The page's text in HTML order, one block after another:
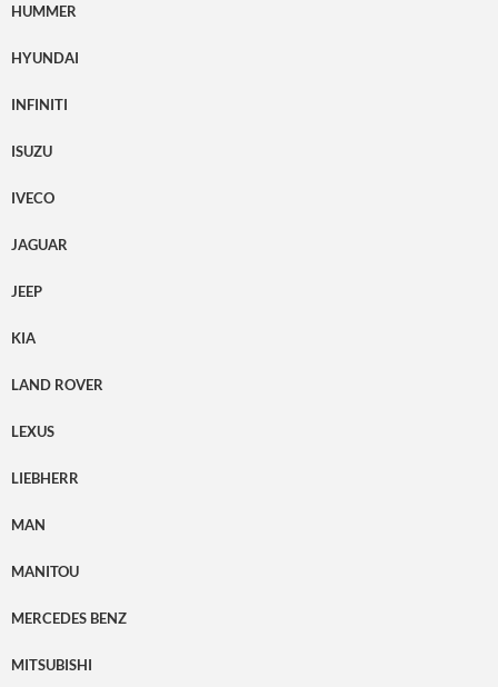
HUMMER
HYUNDAI
INFINITI
ISUZU
IVECO
JAGUAR
JEEP
KIA
LAND ROVER
LEXUS
LIEBHERR
MAN
MANITOU
MERCEDES BENZ
MITSUBISHI